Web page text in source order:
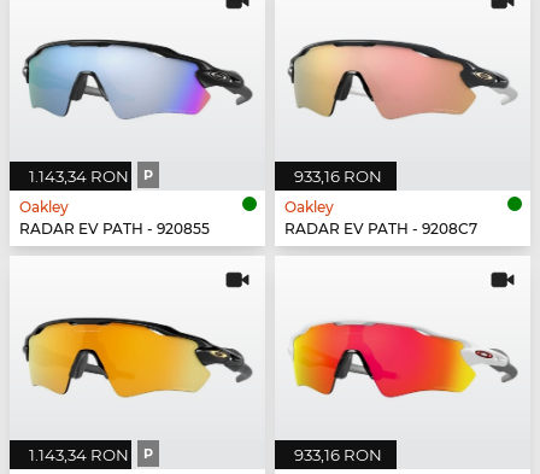
1.143,34 RON P
Oakley
RADAR EV PATH - 920855
933,16 RON
Oakley
RADAR EV PATH - 9208C7
1.143,34 RON P 933,16 RON